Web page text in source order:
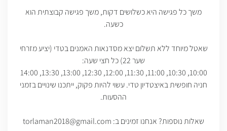
משך כל פגישה היא כשלושים דקות, משך פגישה קבוצתית הוא
כשעה.
שאטל מיוחד ללא תשלום יצא מסדנאות האמנים בטדי (יציע מזרחי
שער 22) כל חצי שעה:
10:00, 10:30, 11:00, 11:30, 12:00, 12:30, 13:00, 13:30, 14:00
חניה חופשית באיצטדיון טדי. עשוי להיות פקוק, ייתכנו שינויים בזמני
ההסעות.
שאלות נוספות? אנחנו זמינים ב: torlaman2018@gmail.com